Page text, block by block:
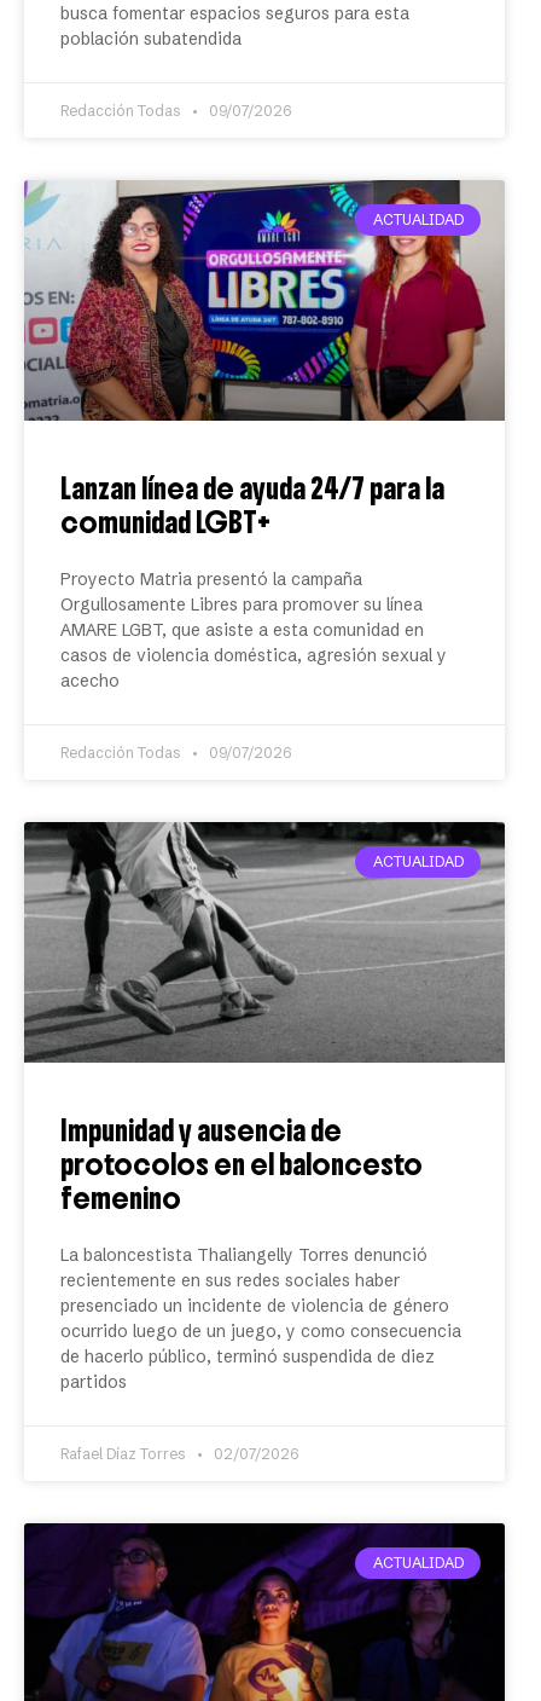
busca fomentar espacios seguros para esta
población subatendida
Redacción Todas 09/07/2026
ACTUALIDAD
Lanzan línea de ayuda 24/7 para la
comunidad LGBT+
Proyecto Matria presentó la campaña
Orgullosamente Libres para promover su línea
AMARE LGBT, que asiste a esta comunidad en
casos de violencia doméstica, agresión sexual y
acecho
Redacción Todas 09/07/2026
ACTUALIDAD
Impunidad y ausencia de
protocolos en el baloncesto
femenino
La baloncestista Thaliangelly Torres denunció
recientemente en sus redes sociales haber
presenciado un incidente de violencia de género
ocurrido luego de un juego, y como consecuencia
de hacerlo público, terminó suspendida de diez
partidos
Rafael Díaz Torres 02/07/2026
ACTUALIDAD